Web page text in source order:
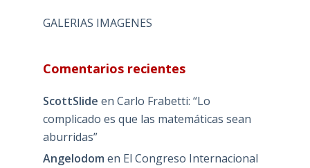
GALERIAS IMAGENES
Comentarios recientes
ScottSlide en Carlo Frabetti: “Lo
complicado es que las matemáticas sean
aburridas”
Angelodom en El Congreso Internacional